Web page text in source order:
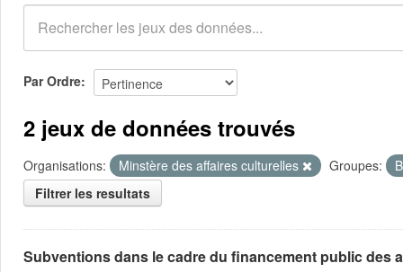
Groupes
Demandes 0
À propos
Par Ordre
2 jeux de données trouvés
Organisations: Minstère des affaires culturelles Groupes:
Filtrer les resultats
Subventions dans le cadre du financement public des